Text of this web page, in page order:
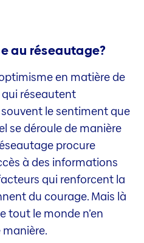
au réseautage?
en matière de
qui réseautent
le sentiment que
se déroule de manière
procure
à des informations
qui renforcent la
du courage. Mais là
tout le monde n’en